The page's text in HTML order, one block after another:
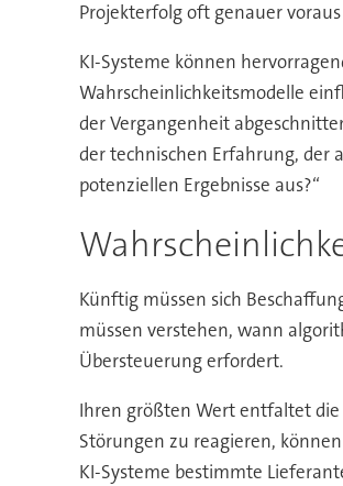
Projekterfolg oft genauer
KI-Systeme können
Wahrscheinlichkeitsmodelle
der Vergangenheit
der technischen Erfahrung, der
potenziellen Ergebnisse aus?“
Künftig müssen sich
müssen verstehen, wann
Übersteuerung erfordert.
Ihren größten Wert entfaltet
Störungen zu reagieren,
KI-Systeme bestimmte